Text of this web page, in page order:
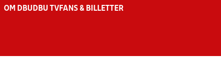
OM DBU DBU TV FANS & BILLETTER